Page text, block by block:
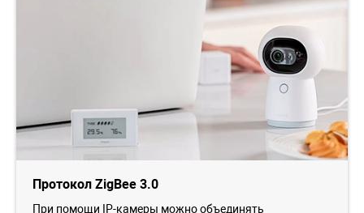
Протокол ZigBee 3.0
При помощи IP-камеры можно объединять